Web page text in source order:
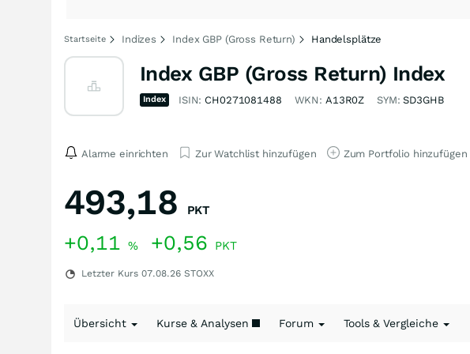
Startseite Indizes Index GBP (Gross Return) Handelsplätze
Index GBP (Gross Return) Index
Index ISIN: CH0271081488 WKN: A13R0Z SYM:SD3GHB
Alarme einrichten Zur Watchlist hinzufügen Zum Portfolio hinzufügen
493,18 PKT
+0,11 % +0,56 PKT
Letzter Kurs 07.08.26 STOXX
Übersicht Kurse & Analysen Forum Tools & Vergleiche